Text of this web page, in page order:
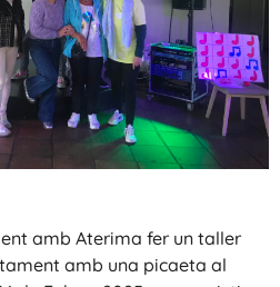
amb Aterima fer un taller
amb una picaeta al